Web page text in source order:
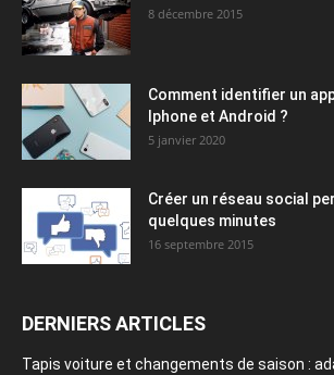
8 décembre 2015
Comment identifier un
Iphone et Android ?
5 janvier 2020
Créer un réseau social
quelques minutes
16 septembre 2015
DERNIERS ARTICLES
Tapis voiture et changements de saison :